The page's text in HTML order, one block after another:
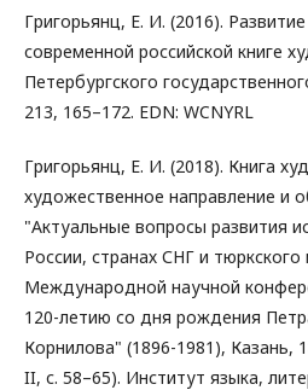
Григорьянц, Е. И. (2016).
современной российской книге
Петербургского
213, 165–172. EDN: WCNYRL
Григорьянц, Е. И. (2018). Книга
художественное направление и
"Актуальные вопросы развития
России, странах СНГ и
Международной научной
120-летию со дня рождения
Корнилова" (1896-1981), Казань,
II, с. 58–65). Институт языка,